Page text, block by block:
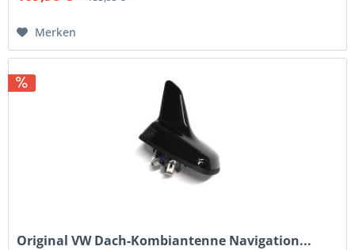
Merken
Original VW Dach-Kombiantenne Navigation...